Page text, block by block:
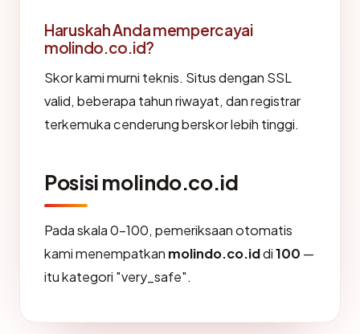
Haruskah Anda mempercayai
molindo.co.id?
Skor kami murni teknis. Situs dengan SSL
valid, beberapa tahun riwayat, dan registrar
terkemuka cenderung berskor lebih tinggi.
Posisi molindo.co.id
Pada skala 0-100, pemeriksaan otomatis
kami menempatkan molindo.co.iddi100 —
itu kategori "very_safe".